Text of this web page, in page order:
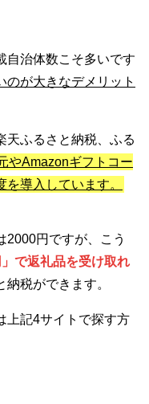
自治体数こそ多いです
のが大きなデメリット
天ふるさと納税、ふる
やAmazonギフトコー
導入しています。
2000円ですが、こう
で返礼品を受け取れ
税ができます。
上記4サイトで探す方